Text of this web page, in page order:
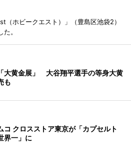
ホビークエスト）」（豊島区池袋2）
。
大黄金展」 大谷翔平選手の等身大黄
も
コ クロスストア東京が「カプセルト
界一」に